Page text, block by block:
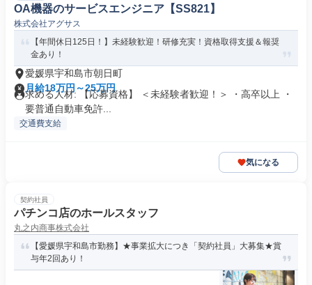
OA機器のサービスエンジニア【SS821】
株式会社アグサス
【年間休日125日！】未経験歓迎！研修充実！資格取得支援＆報奨
金あり！
愛媛県宇和島市朝日町
月給18万円～25万円
求める人材: 【応募資格】 ＜未経験者歓迎！＞ ・高卒以上 ・
要普通自動車免許...
交通費支給
気になる
契約社員
パチンコ店のホールスタッフ
丸之内商事株式会社
【愛媛県宇和島市勤務】★事業拡大につき「契約社員」大募集★賞
与年2回あり！